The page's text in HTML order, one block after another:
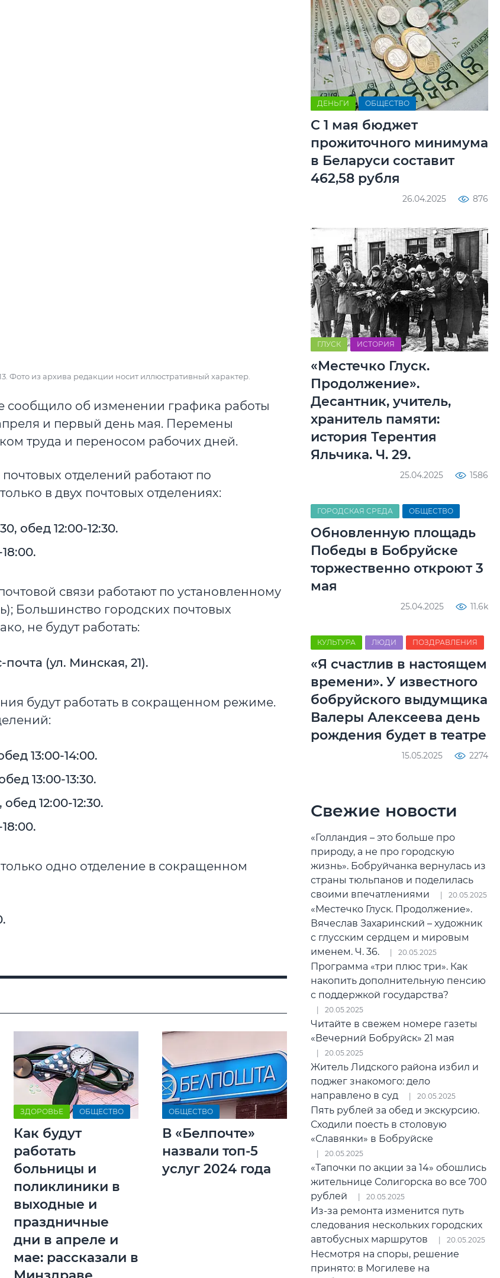
Фото из архива редакции носит иллюстративный характер.
сообщило об изменении графика работы
и первый день мая. Перемены
труда и переносом рабочих дней.
отделений работают по
в двух почтовых отделениях:
обед 12:00-12:30.
связи работают по установленному
Большинство городских почтовых
не будут работать:
(ул. Минская, 21).
будут работать в сокращенном режиме.
13:00-14:00.
13:00-13:30.
12:00-12:30.
только одно отделение в сокращенном
ЗДОРОВЬЕ ОБЩЕСТВО
Как будут
работать
больницы и
поликлиники в
выходные и
праздничные
дни в апреле и
мае: рассказали в
ОБЩЕСТВО
В «Белпочте»
назвали топ-5
услуг 2024 года
ДЕНЬГИ ОБЩЕСТВО
С 1 мая бюджет
прожиточного минимума
в Беларуси составит
462,58 рубля
26.04.2025 876
ГЛУСК ИСТОРИЯ
«Местечко Глуск.
Продолжение».
Десантник, учитель,
хранитель памяти:
история Терентия
Яльчика. Ч. 29.
25.04.2025 1586
ГОРОДСКАЯ СРЕДА ОБЩЕСТВО
Обновленную площадь
Победы в Бобруйске
торжественно откроют 3
мая
25.04.2025 11.6k
КУЛЬТУРА ЛЮДИ ПОЗДРАВЛЕНИЯ
«Я счастлив в настоящем
времени». У известного
бобруйского выдумщика
Валеры Алексеева день
рождения будет в театре
15.05.2025 2274
Свежие новости
«Голландия – это больше про
природу, а не про городскую
жизнь». Бобруйчанка вернулась из
страны тюльпанов и поделилась
своими впечатлениями
20.05.2025
«Местечко Глуск. Продолжение».
Вячеслав Захаринский – художник
с глусским сердцем и мировым
именем. Ч. 36.
20.05.2025
Программа «три плюс три». Как
накопить дополнительную пенсию
с поддержкой государства?
20.05.2025
Читайте в свежем номере газеты
«Вечерний Бобруйск» 21 мая
20.05.2025
Житель Лидского района избил и
поджег знакомого: дело
направлено в суд
20.05.2025
Пять рублей за обед и экскурсию.
Сходили поесть в столовую
«Славянки» в Бобруйске
20.05.2025
«Тапочки по акции за 14» обошлись
жительнице Солигорска во все 700
рублей
20.05.2025
Из-за ремонта изменится путь
следования нескольких городских
автобусных маршрутов
20.05.2025
Несмотря на споры, решение
принято: в Могилеве на